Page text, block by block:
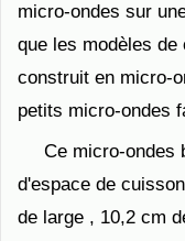
micro-ondes sur
que les modèles
construit en micro-
petits micro-ondes
Ce micro-ondes
d'espace de
de large , 10,2 cm